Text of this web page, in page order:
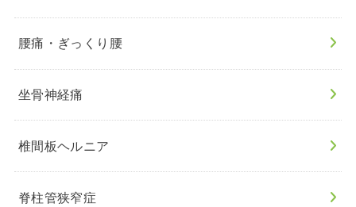
腰痛・ぎっくり腰
坐骨神経痛
椎間板ヘルニア
脊柱管狭窄症